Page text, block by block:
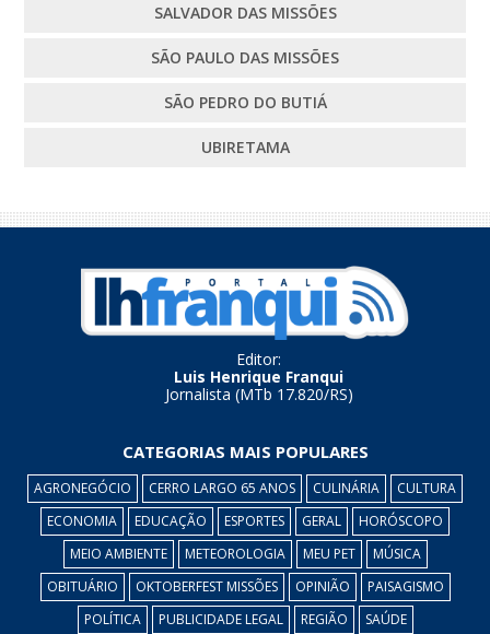
SALVADOR DAS MISSÕES
SÃO PAULO DAS MISSÕES
SÃO PEDRO DO BUTIÁ
UBIRETAMA
Editor:
Luis Henrique Franqui
Jornalista (MTb 17.820/RS)
CATEGORIAS MAIS POPULARES
AGRONEGÓCIO CERRO LARGO 65 ANOS CULINÁRIA
CULTURA
ECONOMIA
EDUCAÇÃO ESPORTES GERAL
HORÓSCOPO
MEIO AMBIENTE
METEOROLOGIA MEU PET
MÚSICA
OBITUÁRIO
OKTOBERFEST MISSÕES OPINIÃO
PAISAGISMO
POLÍTICA
PUBLICIDADE LEGAL REGIÃO SAÚDE